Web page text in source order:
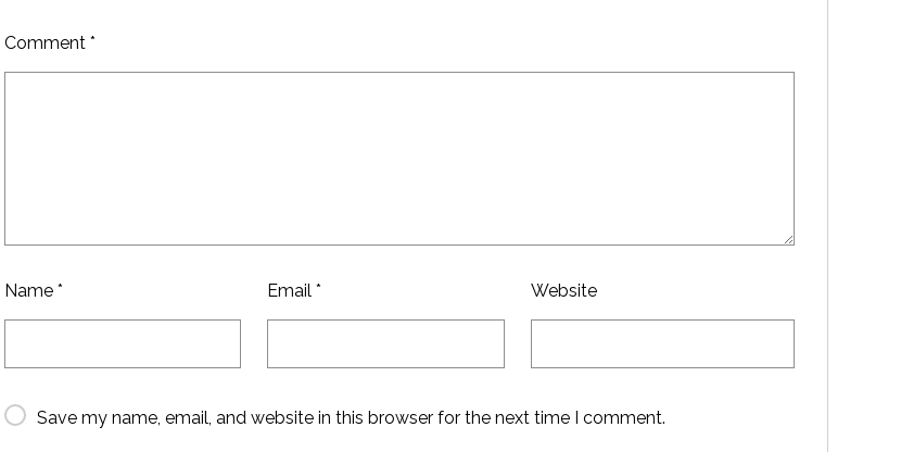
Comment *
Name * Email* Website
Save my name, email, and website in this browser for the next time I comment.